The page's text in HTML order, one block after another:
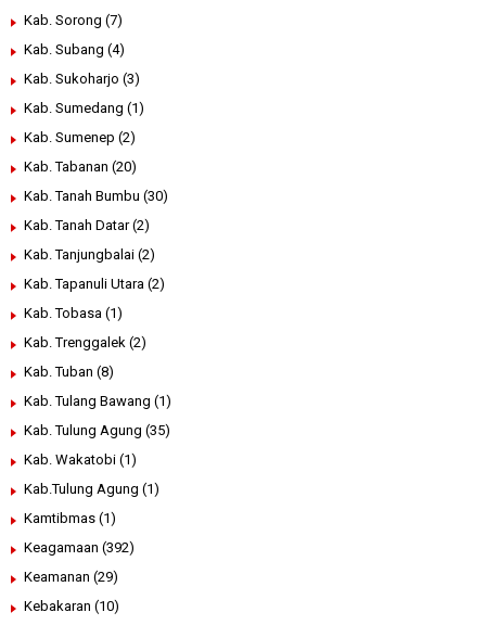
Kab. Sorong (7)
Kab. Subang (4)
Kab. Sukoharjo (3)
Kab. Sumedang (1)
Kab. Sumenep (2)
Kab. Tabanan (20)
Kab. Tanah Bumbu (30)
Kab. Tanah Datar (2)
Kab. Tanjungbalai (2)
Kab. Tapanuli Utara (2)
Kab. Tobasa (1)
Kab. Trenggalek (2)
Kab. Tuban (8)
Kab. Tulang Bawang (1)
Kab. Tulung Agung (35)
Kab. Wakatobi (1)
Kab.Tulung Agung (1)
Kamtibmas (1)
Keagamaan (392)
Keamanan (29)
Kebakaran (10)